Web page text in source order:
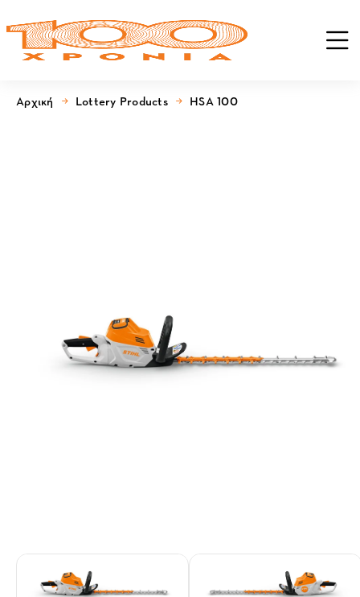
Αρχική Lottery Products HSA 100